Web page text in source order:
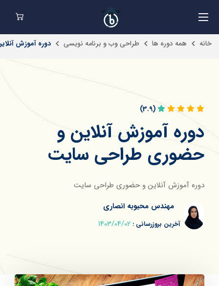
خانه همه دوره ها طراحی وب و برنامه نویسی دوره آموزش
(3.9)
دوره آموزش آنلاین و
حضوری طراحی سایت
دوره آموزش آنلاین و حضوری طراحی سایت
مهندس محبوبه انصاری
آخرین بروزرسانی : 1403/04/02